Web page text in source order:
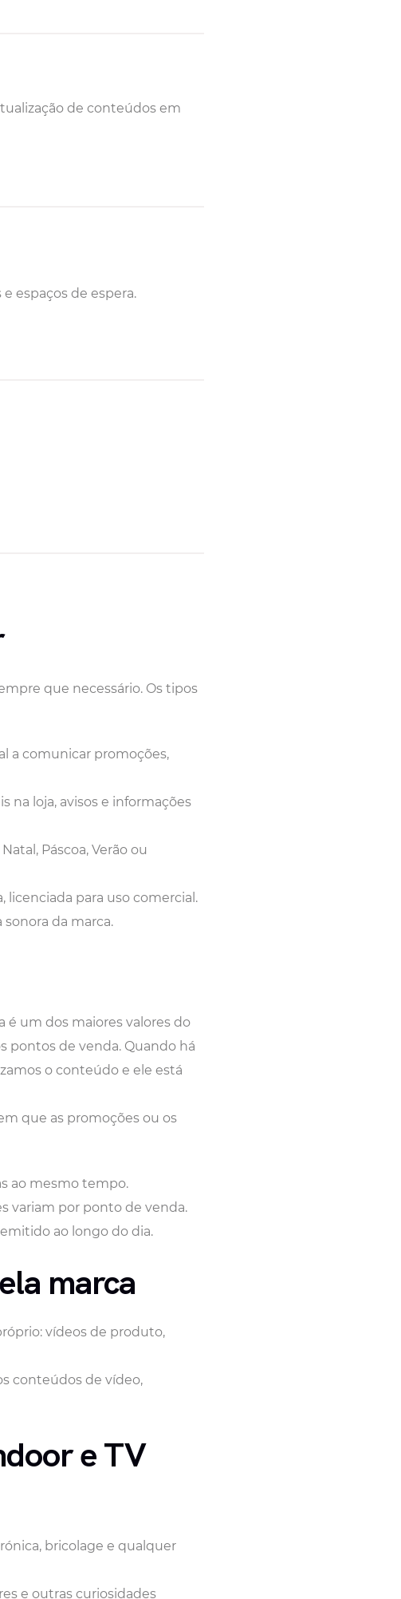
de conteúdos em
espaços de espera.
que necessário. Os tipos
a comunicar promoções,
na loja, avisos e informações
Páscoa, Verão ou
licenciada para uso comercial.
da marca.
é um dos maiores valores do
pontos de venda. Quando há
o conteúdo e ele está
que as promoções ou os
ao mesmo tempo.
variam por ponto de venda.
ao longo do dia.
marca
vídeos de produto,
conteúdos de vídeo,
e TV
bricolage e qualquer
e outras curiosidades